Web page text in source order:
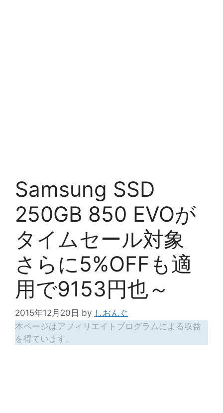
Samsung SSD
250GB 850 EVOが
タイムセール対象
さらに5%OFFも適
用で9153円也～
2015年12月20日 by しおんぐ
本ページはアフィリエイトプログラムによる収益
を得ています。